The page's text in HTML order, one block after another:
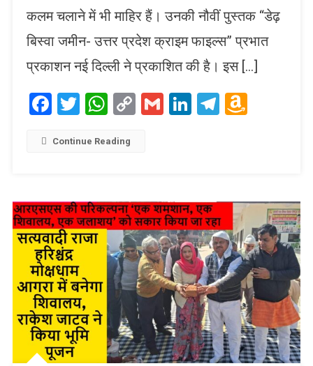
कलम चलाने में भी माहिर हैं। उनकी नौवीं पुस्तक “डेढ़
बिस्वा जमीन- उत्तर प्रदेश क्राइम फाइल्स” प्रभात
प्रकाशन नई दिल्ली ने प्रकाशित की है। इस […]
Facebook
Twitter
WhatsApp
CopyGmailLinkedIn
Telegram
Continue Reading